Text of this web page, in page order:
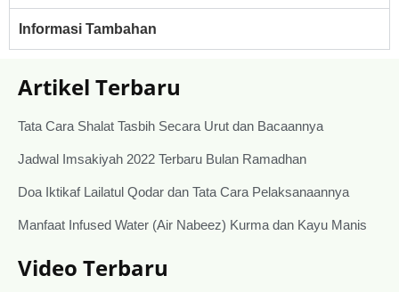
Informasi Tambahan
Artikel Terbaru
Tata Cara Shalat Tasbih Secara Urut dan Bacaannya
Jadwal Imsakiyah 2022 Terbaru Bulan Ramadhan
Doa Iktikaf Lailatul Qodar dan Tata Cara Pelaksanaannya
Manfaat Infused Water (Air Nabeez) Kurma dan Kayu Manis
Video Terbaru